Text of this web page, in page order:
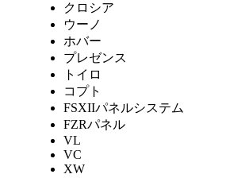
クロシア
ウーノ
ホバー
プレゼンス
トイロ
コプト
FSXIIパネルシステム
FZRパネル
VL
VC
XW